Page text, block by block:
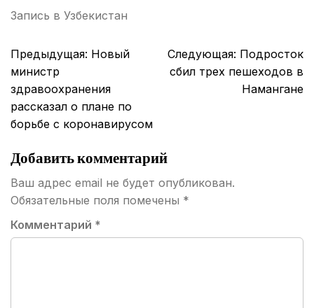
Запись в Узбекистан
Навигация
по
записям
Предыдущая: Новый
министр
здравоохранения
рассказал о плане по
борьбе с коронавирусом
Следующая: Подросток
сбил трех пешеходов в
Намангане
Добавить комментарий
Ваш адрес email не будет опубликован.
Обязательные поля помечены *
Комментарий *